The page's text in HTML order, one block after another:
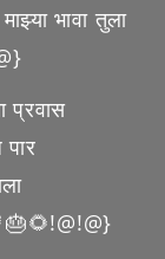
भावा तुला
प्रवास